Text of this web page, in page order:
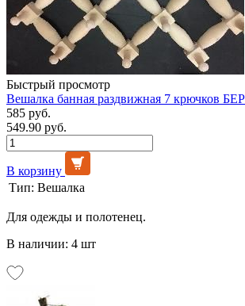
Быстрый просмотр
Вешалка банная раздвижная 7 крючков
585 руб.
549.90 руб.
В корзину
Тип: Вешалка
Для одежды и полотенец.
В наличии: 4 шт